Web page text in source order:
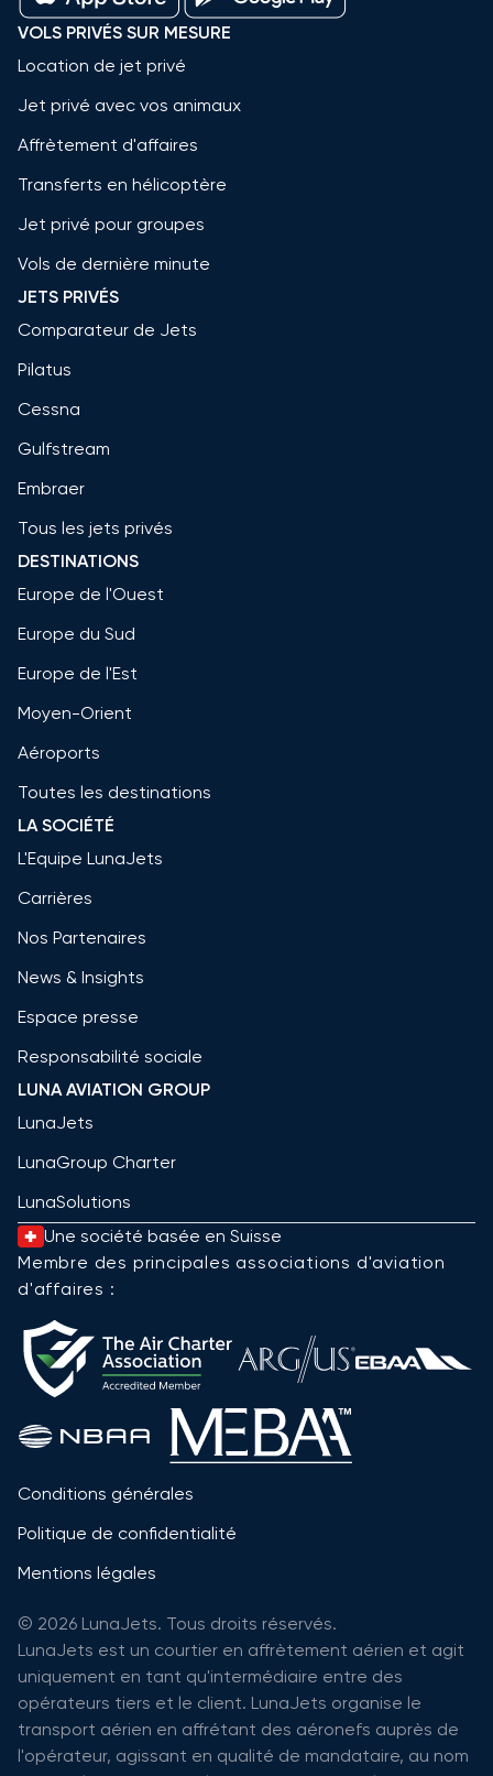
VOLS PRIVÉS SUR MESURE
Location de jet privé
Jet privé avec vos animaux
Affrètement d'affaires
Transferts en hélicoptère
Jet privé pour groupes
Vols de dernière minute
JETS PRIVÉS
Comparateur de Jets
Pilatus
Cessna
Gulfstream
Embraer
Tous les jets privés
DESTINATIONS
Europe de l'Ouest
Europe du Sud
Europe de l'Est
Moyen-Orient
Aéroports
Toutes les destinations
LA SOCIÉTÉ
L'Equipe LunaJets
Carrières
Nos Partenaires
News & Insights
Espace presse
Responsabilité sociale
LUNA AVIATION GROUP
LunaJets
LunaGroup Charter
LunaSolutions
Une société basée en Suisse
Membre des principales associations d'aviation
d'affaires :
Conditions générales
Politique de confidentialité
Mentions légales
© 2026 LunaJets. Tous droits réservés.
LunaJets est un courtier en affrètement aérien et agit
uniquement en tant qu'intermédiaire entre des
opérateurs tiers et le client. LunaJets organise le
transport aérien en affrétant des aéronefs auprès de
l'opérateur, agissant en qualité de mandataire, au nom